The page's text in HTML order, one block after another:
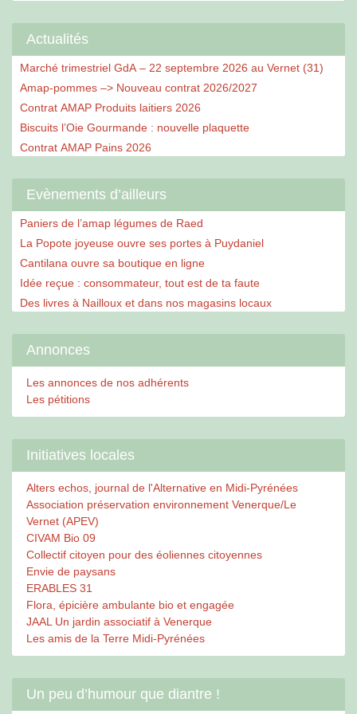
Actualités
Marché trimestriel GdA – 22 septembre 2026 au Vernet (31)
Amap-pommes –> Nouveau contrat 2026/2027
Contrat AMAP Produits laitiers 2026
Biscuits l’Oie Gourmande : nouvelle plaquette
Contrat AMAP Pains 2026
Evènements d’ailleurs
Paniers de l’amap légumes de Raed
La Popote joyeuse ouvre ses portes à Puydaniel
Cantilana ouvre sa boutique en ligne
Idée reçue : consommateur, tout est de ta faute
Des livres à Nailloux et dans nos magasins locaux
Annonces
Les annonces de nos adhérents
Les pétitions
Initiatives locales
Alters echos, journal de l'Alternative en Midi-Pyrénées
Association préservation environnement Venerque/Le
Vernet (APEV)
CIVAM Bio 09
Collectif citoyen pour des éoliennes citoyennes
Envie de paysans
ERABLES 31
Flora, épicière ambulante bio et engagée
JAAL Un jardin associatif à Venerque
Les amis de la Terre Midi-Pyrénées
Un peu d’humour que diantre !